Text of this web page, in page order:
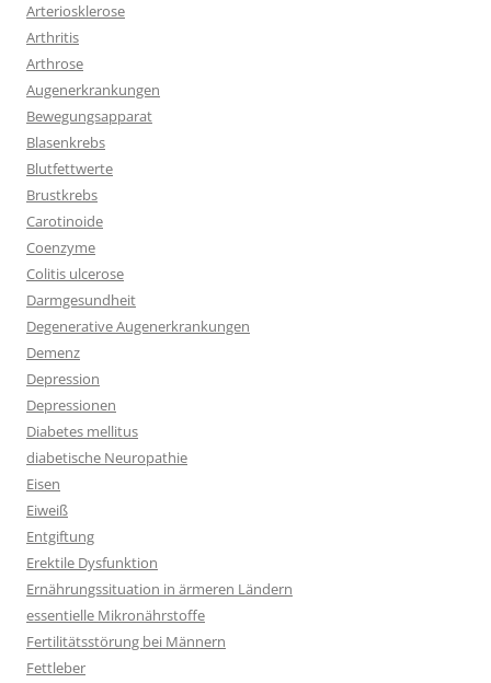
Arteriosklerose
Arthritis
Arthrose
Augenerkrankungen
Bewegungsapparat
Blasenkrebs
Blutfettwerte
Brustkrebs
Carotinoide
Coenzyme
Colitis ulcerose
Darmgesundheit
Degenerative Augenerkrankungen
Demenz
Depression
Depressionen
Diabetes mellitus
diabetische Neuropathie
Eisen
Eiweiß
Entgiftung
Erektile Dysfunktion
Ernährungssituation in ärmeren Ländern
essentielle Mikronährstoffe
Fertilitätsstörung bei Männern
Fettleber